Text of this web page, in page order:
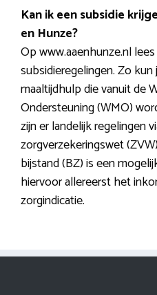
Kan ik een subsidie
en Hunze?
Op www.aaenhunze.nl
subsidieregelingen. Zo
maaltijdhulp die vanuit de
Ondersteuning (WMO)
zijn er landelijk regelingen
zorgverzekeringswet
bijstand (BZ) is een
hiervoor allereerst het
zorgindicatie.